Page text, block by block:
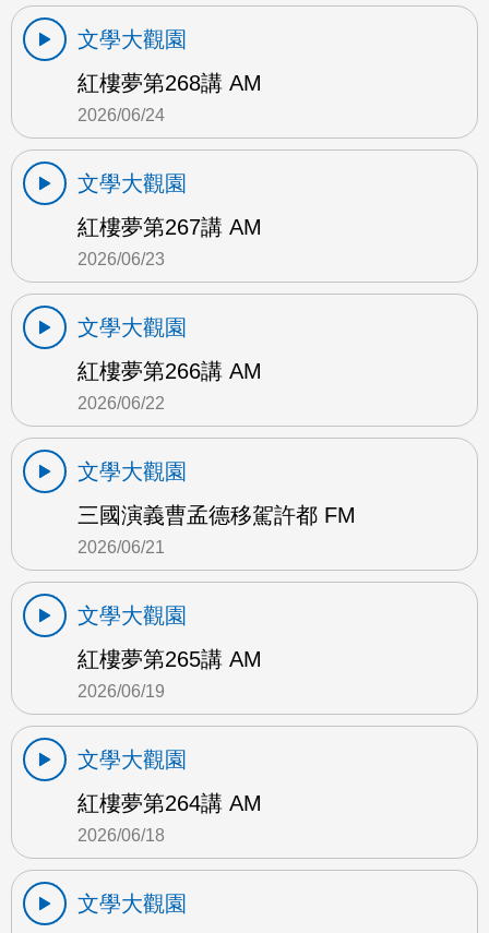
文學大觀園
紅樓夢第268講 AM
2026/06/24
文學大觀園
紅樓夢第267講 AM
2026/06/23
文學大觀園
紅樓夢第266講 AM
2026/06/22
文學大觀園
三國演義曹孟德移駕許都 FM
2026/06/21
文學大觀園
紅樓夢第265講 AM
2026/06/19
文學大觀園
紅樓夢第264講 AM
2026/06/18
文學大觀園